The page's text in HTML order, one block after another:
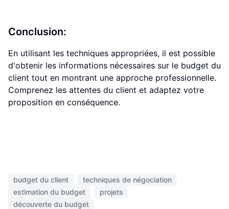
Conclusion:
En utilisant les techniques appropriées, il est possible
d'obtenir les informations nécessaires sur le budget du
client tout en montrant une approche professionnelle.
Comprenez les attentes du client et adaptez votre
proposition en conséquence.
budget du client
techniques de négociation
estimation du budget
projets
découverte du budget